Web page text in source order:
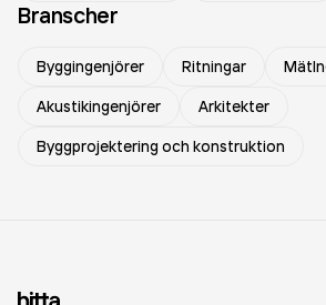
Branscher
Byggingenjörer Ritningar
Akustikingenjörer
Arkitekter
Byggprojektering och konstruktion